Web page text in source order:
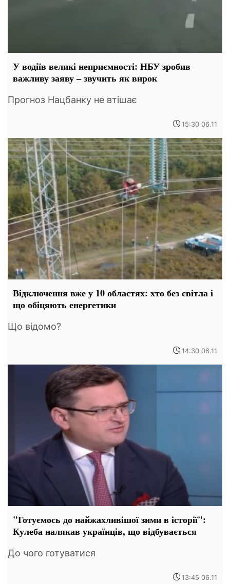
У водіїв великі неприємності: НБУ зробив
важливу заяву – звучить як вирок
Прогноз Нацбанку не втішає
15:30 06.11
Відключення вже у 10 областях: хто без світла і
що обіцяють енергетики
Що відомо?
14:30 06.11
"Готуємось до найжахливішої зими в історії":
Кулеба налякав українців, що відбувається
До чого готуватися
13:45 06.11